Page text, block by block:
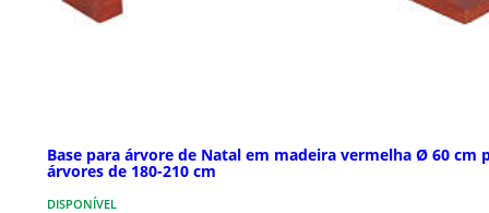
Base para árvore de Natal em madeira vermelha Ø 60 cm
árvores de 180-210 cm
DISPONÍVEL